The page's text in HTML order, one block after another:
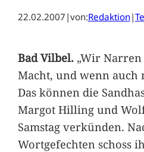
22.02.2007 |von:Redaktion|
Bad Vilbel.„Wir Narren
Macht, und wenn auch
Das können die
Margot Hilling und
Samstag verkünden.
Wortgefechten schoss